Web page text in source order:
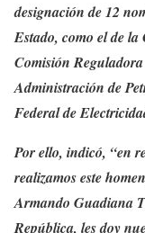
designación de 12
Estado, como el de
Comisión
Administración de
Federal de
Por ello, indicó, “en
realizamos este
Armando Guadiana
República, les doy